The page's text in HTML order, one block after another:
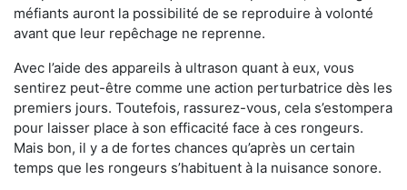
méfiants auront la possibilité de se reproduire à volonté
avant que leur repêchage ne reprenne.
Avec l’aide des appareils à ultrason quant à eux, vous
sentirez peut-être comme une action perturbatrice dès les
premiers jours. Toutefois, rassurez-vous, cela s’estompera
pour laisser place à son efficacité face à ces rongeurs.
Mais bon, il y a de fortes chances qu’après un certain
temps que les rongeurs s’habituent à la nuisance sonore.